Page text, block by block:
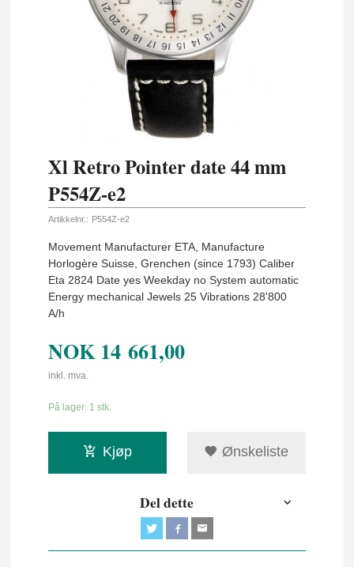
Xl Retro Pointer date 44 mm
P554Z-e2
Artikkelnr.: P554Z-e2
Movement Manufacturer ETA, Manufacture
Horlogère Suisse, Grenchen (since 1793) Caliber
Eta 2824 Date yes Weekday no System automatic
Energy mechanical Jewels 25 Vibrations 28'800
A/h
NOK 14 661,00
inkl. mva.
På lager: 1 stk.
Kjøp Ønskeliste
Del dette